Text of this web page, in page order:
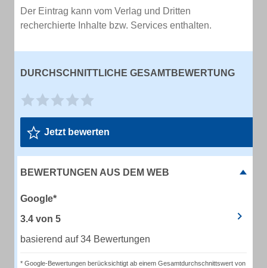
Der Eintrag kann vom Verlag und Dritten
recherchierte Inhalte bzw. Services enthalten.
DURCHSCHNITTLICHE GESAMTBEWERTUNG
Jetzt bewerten
BEWERTUNGEN AUS DEM WEB
Google*
3.4 von 5
basierend auf 34 Bewertungen
* Google-Bewertungen berücksichtigt ab einem Gesamtdurchschnittswert von